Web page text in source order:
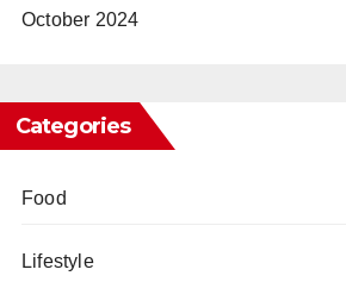
October 2024
Categories
Food
Lifestyle